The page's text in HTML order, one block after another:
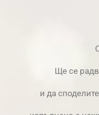
Ще се
и да